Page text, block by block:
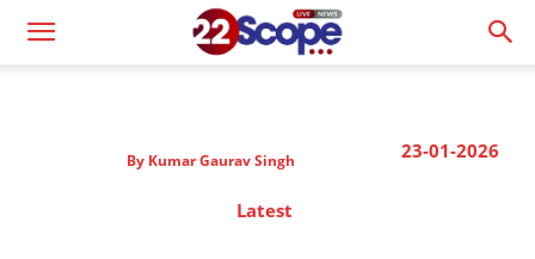
23-01-2026
By Kumar Gaurav Singh
Latest